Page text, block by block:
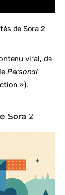
de Sora 2
viral, de
Personal
»).
Sora 2